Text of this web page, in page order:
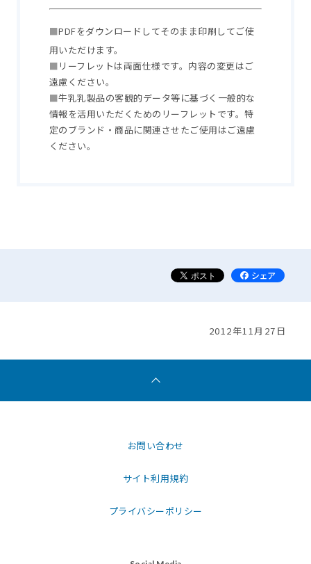
■PDFをダウンロードしてそのまま印刷してご使
用いただけます。
■ リーフレットは両面仕様です。内容の変更はご
遠慮ください。
■牛乳乳製品の客観的データ等に基づく一般的な
情報を活用いただくためのリーフレットです。特
定のブランド・商品に関連させたご使用はご遠慮
ください。
2012年11月27日
お問い合わせ
サイト利用規約
プライバシーポリシー